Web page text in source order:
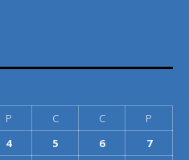
P C C
P
4 5 6
7